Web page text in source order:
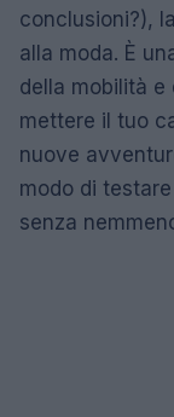
conclusioni?),
alla moda. È
della mobilità e
mettere il tuo
nuove
modo di
senza